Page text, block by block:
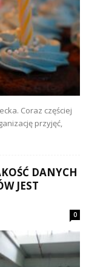
Coraz częściej
przyjęć,
DANYCH
JEST
0